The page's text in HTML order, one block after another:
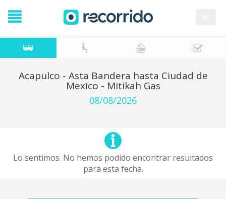
Acapulco - Asta Bandera hasta Ciudad de
Mexico - Mitikah Gas
08/08/2026
Lo sentimos. No hemos podido encontrar resultados
para esta fecha.